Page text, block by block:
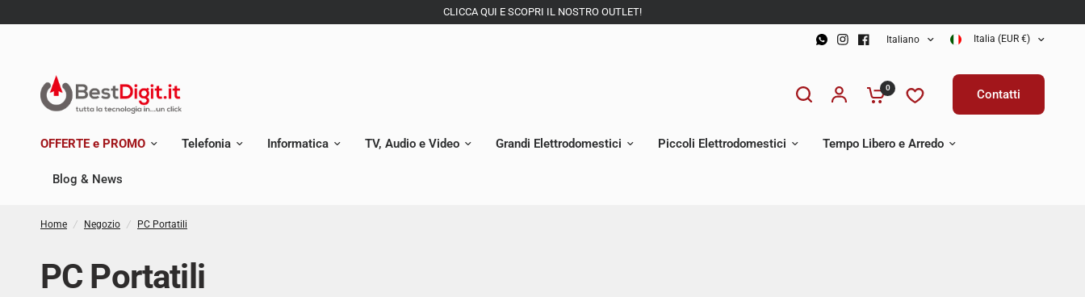
CLICCA QUI E SCOPRI IL NOSTRO OUTLET!
Italiano Italia (EUR €)
0 Contatti
OFFERTE e PROMO Telefonia Informatica TV, Audio e Video Grandi Elettrodomestici Piccoli Elettrodomestici Tempo Libero e Arredo
Blog & News
Home / Negozio / PC Portatili
PC Portatili